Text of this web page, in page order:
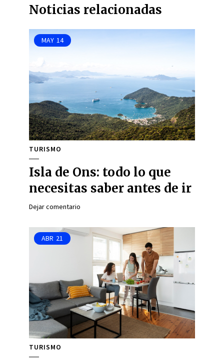
Noticias relacionadas
MAY 14
TURISMO
Isla de Ons: todo lo que
necesitas saber antes de ir
Dejar comentario
ABR 21
TURISMO